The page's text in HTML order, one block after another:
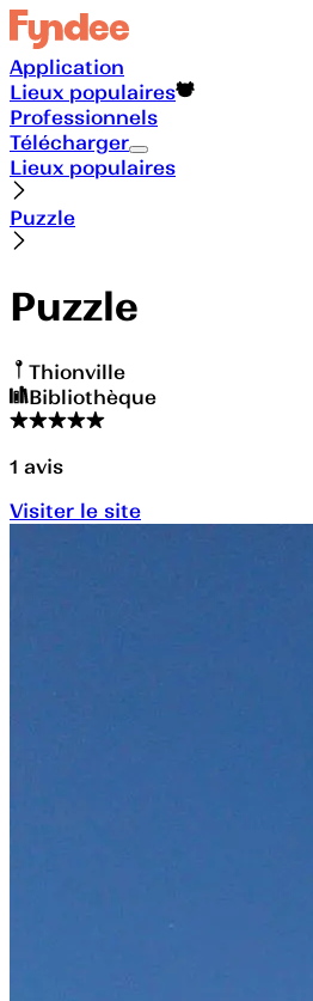
Application
Lieux populaires
Professionnels
Télécharger
Lieux populaires
Puzzle
Puzzle
Thionville
Bibliothèque
1 avis
Visiter le site